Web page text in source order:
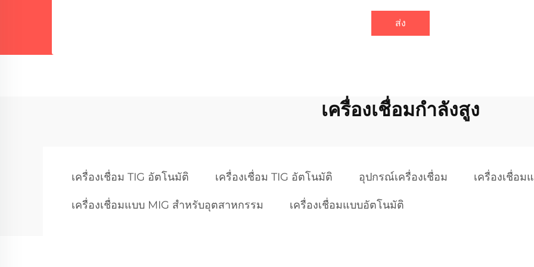
ส่ง
เครื่องเชื่อมกำลังสูง
เครื่องเชื่อม TIG อัตโนมัติ เครื่องเชื่อม TIG อัตโนมัติ อุปกรณ์เครื่องเชื่อม เครื่องเชื่อม
เครื่องเชื่อมแบบ MIG สำหรับอุตสาหกรรม เครื่องเชื่อมแบบอัตโนมัติ